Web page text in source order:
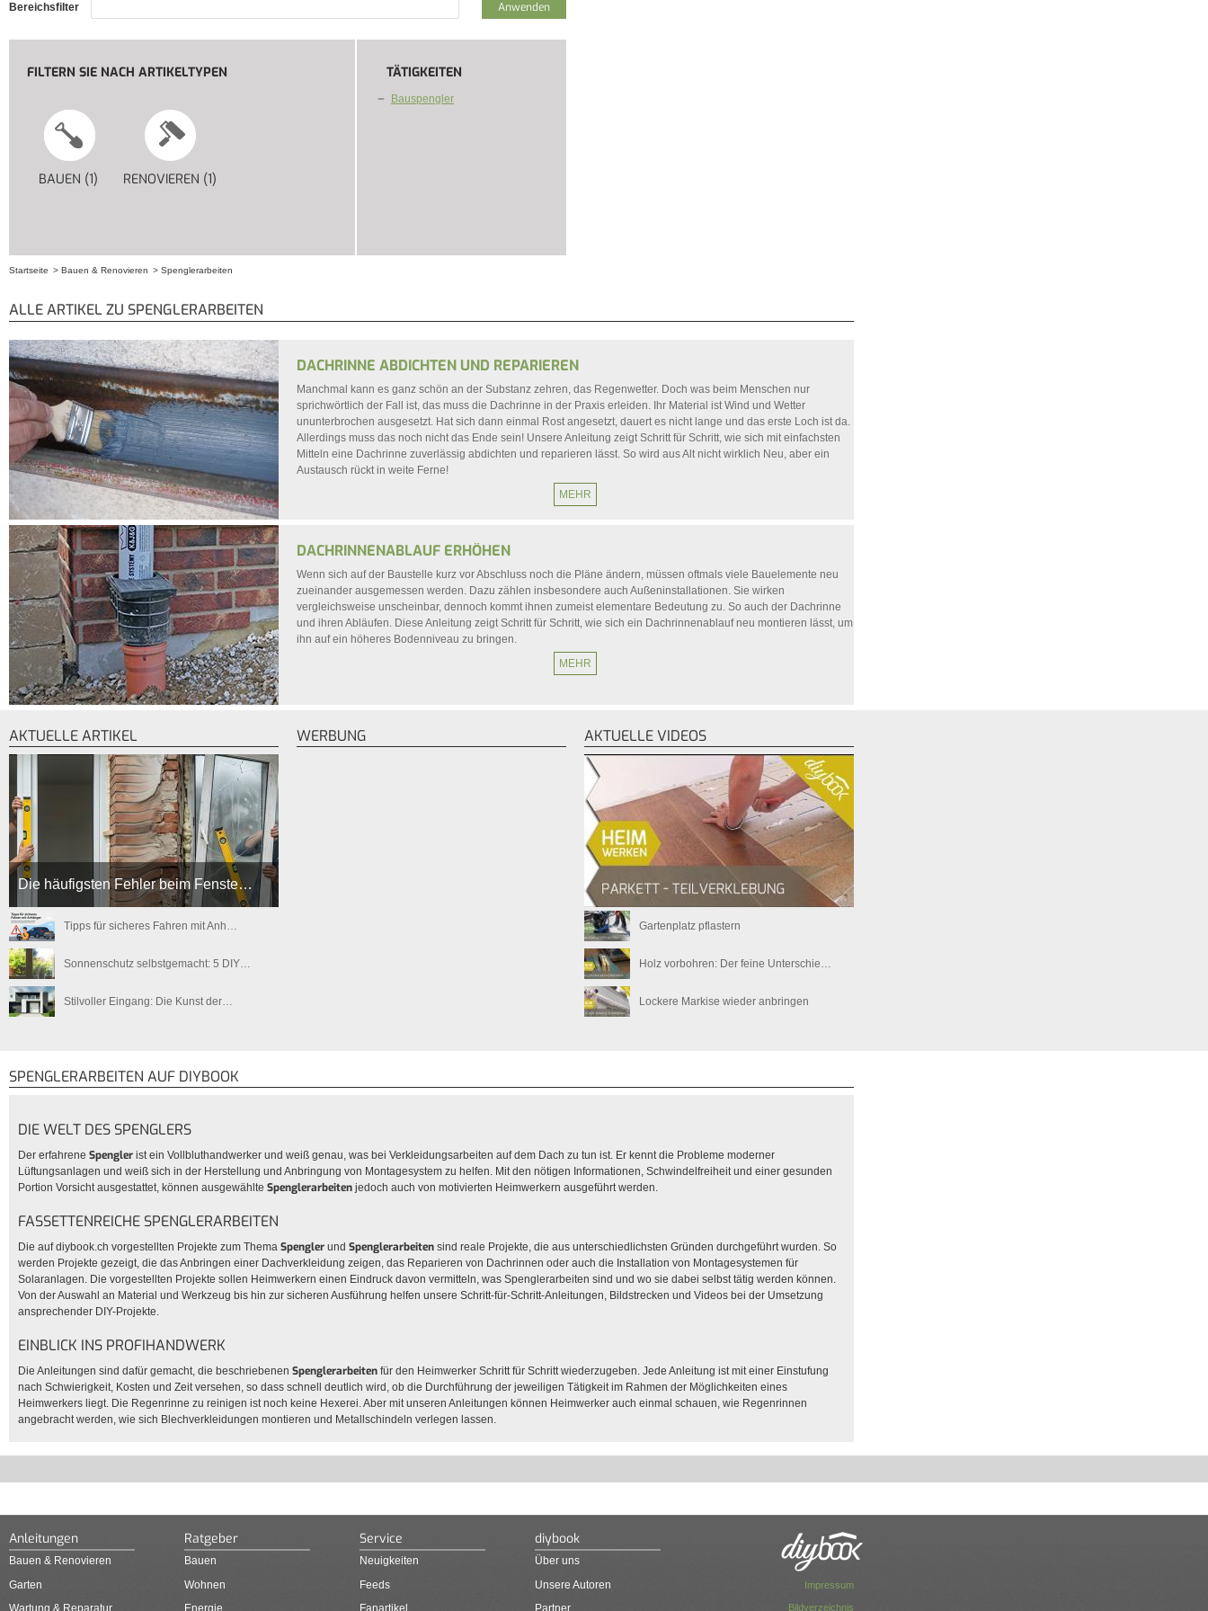
Bereichsfilter
FILTERN SIE NACH ARTIKELTYPEN
BAUEN (1) APPLY BAUEN FILTER
RENOVIEREN (1)
TÄTIGKEITEN
Bauspengler
Startseite Bauen & Renovieren Spenglerarbeiten
ALLE ARTIKEL ZU SPENGLERARBEITEN
DACHRINNE ABDICHTEN UND REPARIEREN
Manchmal kann es ganz schön an der Substanz zehren, das Regenwetter. Doch was beim Menschen nur
sprichwörtlich der Fall ist, das muss die Dachrinne in der Praxis erleiden. Ihr Material ist Wind und Wetter
ununterbrochen ausgesetzt. Hat sich dann einmal Rost angesetzt, dauert es nicht lange und das erste Loch ist da.
Allerdings muss das noch nicht das Ende sein! Unsere Anleitung zeigt Schritt für Schritt, wie sich mit einfachsten
Mitteln eine Dachrinne zuverlässig abdichten und reparieren lässt. So wird aus Alt nicht wirklich Neu, aber ein
Austausch rückt in weite Ferne!
MEHR
DACHRINNENABLAUF ERHÖHEN
Wenn sich auf der Baustelle kurz vor Abschluss noch die Pläne ändern, müssen oftmals viele Bauelemente neu
zueinander ausgemessen werden. Dazu zählen insbesondere auch Außeninstallationen. Sie wirken
vergleichsweise unscheinbar, dennoch kommt ihnen zumeist elementare Bedeutung zu. So auch der Dachrinne
und ihren Abläufen. Diese Anleitung zeigt Schritt für Schritt, wie sich ein Dachrinnenablauf neu montieren lässt, um
ihn auf ein höheres Bodenniveau zu bringen.
MEHR
AKTUELLE ARTIKEL
Die häufigsten Fehler beim Fenste…
Tipps für sicheres Fahren mit Anh…
Sonnenschutz selbstgemacht: 5 DIY…
Stilvoller Eingang: Die Kunst der…
WERBUNG AKTUELLE VIDEOS
Gartenplatz pflastern
Holz vorbohren: Der feine Unterschie…
Lockere Markise wieder anbringen
SPENGLERARBEITEN AUF DIYBOOK
DIE WELT DES SPENGLERS
Der erfahrene Spengler ist ein Vollbluthandwerker und weiß genau, was bei Verkleidungsarbeiten auf dem Dach zu tun ist. Er kennt die Probleme moderner
Lüftungsanlagen und weiß sich in der Herstellung und Anbringung von Montagesystem zu helfen. Mit den nötigen Informationen, Schwindelfreiheit und einer gesunden
Portion Vorsicht ausgestattet, können ausgewählte Spenglerarbeiten jedoch auch von motivierten Heimwerkern ausgeführt werden.
FASSETTENREICHE SPENGLERARBEITEN
Die aufdiybook.ch vorgestellten Projekte zum Thema Spengler und Spenglerarbeiten sind reale Projekte, die aus unterschiedlichsten Gründen durchgeführt wurden. So
werden Projekte gezeigt, die das Anbringen einer Dachverkleidung zeigen, das Reparieren von Dachrinnen oder auch die Installation von Montagesystemen für
Solaranlagen. Die vorgestellten Projekte sollen Heimwerkern einen Eindruck davon vermitteln, was Spenglerarbeiten sind und wo sie dabei selbst tätig werden können.
Von der Auswahl an Material und Werkzeug bis hin zur sicheren Ausführung helfen unsere Schritt-für-Schritt-Anleitungen, Bildstrecken und Videos bei der Umsetzung
ansprechender DIY-Projekte.
EINBLICK INS PROFIHANDWERK
Die Anleitungen sind dafür gemacht, die beschriebenen Spenglerarbeiten für den Heimwerker Schritt für Schritt wiederzugeben. Jede Anleitung ist mit einer Einstufung
nach Schwierigkeit, Kosten und Zeit versehen, so dass schnell deutlich wird, ob die Durchführung der jeweiligen Tätigkeit im Rahmen der Möglichkeiten eines
Heimwerkers liegt. Die Regenrinne zu reinigen ist noch keine Hexerei. Aber mit unseren Anleitungen können Heimwerker auch einmal schauen, wie Regenrinnen
angebracht werden, wie sich Blechverkleidungen montieren und Metallschindeln verlegen lassen.
Anleitungen
Bauen & Renovieren
Garten
Wartung & Reparatur
Ratgeber
Bauen
Wohnen
Energie
Service
Neuigkeiten
Feeds
Fanartikel
diybook
Über uns
Unsere Autoren
Partner
Impressum
Bildverzeichnis